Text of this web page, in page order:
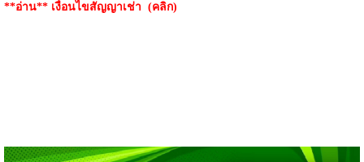
**อ่าน** เงื่อนไขสัญญาเช่า (คลิก)